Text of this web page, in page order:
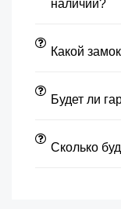
наличии?
Какой
Будет ли
Сколько